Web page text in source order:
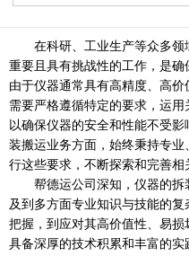
在科研、工业生产等众多
重要且具有挑战性的工作，是确
由于仪器通常具有高精度、高
需要严格遵循特定的要求，运用
以确保仪器的安全和性能不受
装搬运业务方面，始终秉持专
行这些要求，不断探索和完善相
帮德运公司深知，仪器的
及到多方面专业知识与技能的
把握，到应对其高价值性、易损
具备深厚的技术积累和丰富的